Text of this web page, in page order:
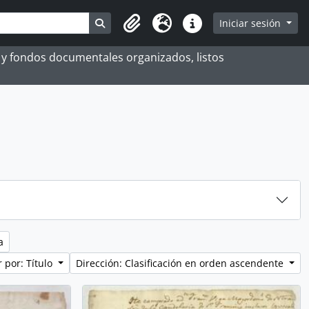
Search in browse page
Portapapeles
Idioma Enlaces rápidos
Iniciar sesión
fondos documentales organizados, listos
por: Título
Dirección: Clasificación en orden ascendente